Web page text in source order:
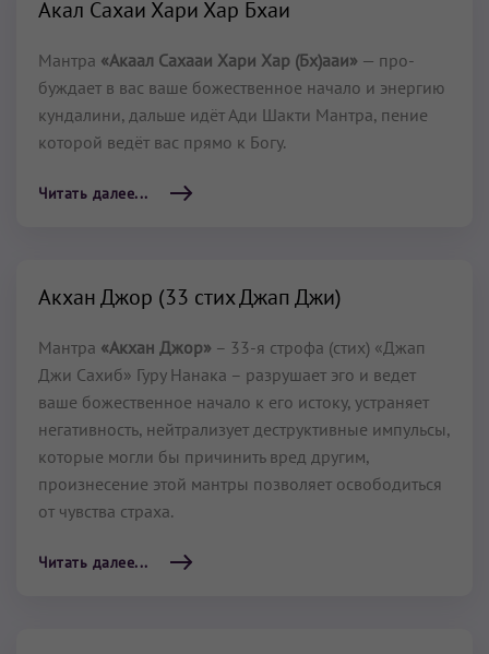
Акал Сахаи Хари Хар Бхаи
Мантра «Акаал Сахааи Хари Хар (Бх)ааи» — про­
буждает в вас ваше божественное начало и энергию
кундалини, дальше идёт Ади Шакти Мантра, пение
которой ведёт вас прямо к Богу.
Читать далее...
Акхан Джор (33 стих Джап Джи)
Мантра «Акхан Джор» – 33-я строфа (стих) «Джап
Джи Сахиб» Гуру Нанака – разрушает эго и ведет
ваше божественное начало к его истоку, устраняет
негативность, нейтрализует деструктивные импульсы,
которые могли бы причинить вред другим,
произнесение этой мантры позволяет освободиться
от чувства страха.
Читать далее...